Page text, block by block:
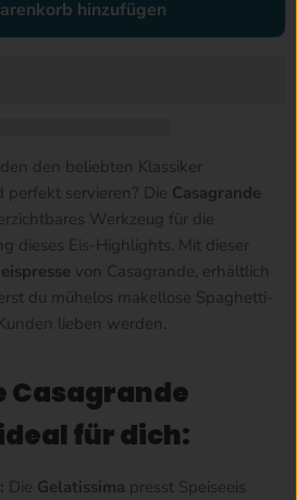
hinzufügen
den beliebten Klassiker
perfekt servieren? Die Casagrande
Werkzeug für die
dieses Eis-Highlights. Mit dieser
von Casagrande, erhältlich
du mühelos makellose Spaghetti-
lieben werden.
Casagrande
für dich:
Die Gelatissima presst Speiseeis